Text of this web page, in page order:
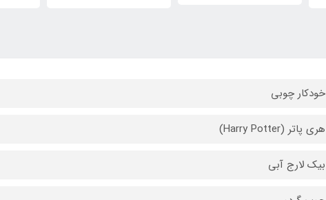
خودکار چوبی
هری پاتر (Harry Potter)
بیک لارج آبی